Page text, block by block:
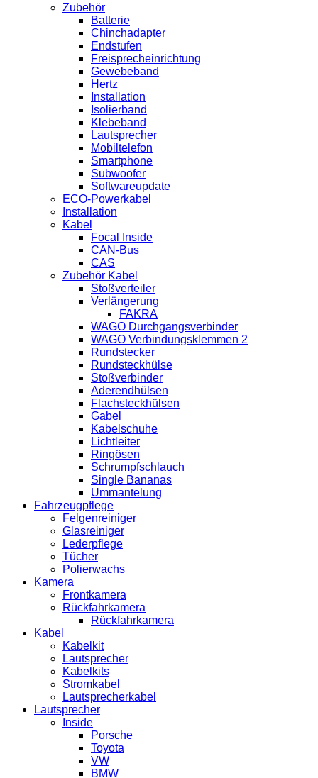
Zubehör
Batterie
Chinchadapter
Endstufen
Freisprecheinrichtung
Gewebeband
Hertz
Installation
Isolierband
Klebeband
Lautsprecher
Mobiltelefon
Smartphone
Subwoofer
Softwareupdate
ECO-Powerkabel
Installation
Kabel
Focal Inside
CAN-Bus
CAS
Zubehör Kabel
Stoßverteiler
Verlängerung
FAKRA
WAGO Durchgangsverbinder
WAGO Verbindungsklemmen 2
Rundstecker
Rundsteckhülse
Stoßverbinder
Aderendhülsen
Flachsteckhülsen
Gabel
Kabelschuhe
Lichtleiter
Ringösen
Schrumpfschlauch
Single Bananas
Ummantelung
Fahrzeugpflege
Felgenreiniger
Glasreiniger
Lederpflege
Tücher
Polierwachs
Kamera
Frontkamera
Rückfahrkamera
Rückfahrkamera
Kabel
Kabelkit
Lautsprecher
Kabelkits
Stromkabel
Lautsprecherkabel
Lautsprecher
Inside
Porsche
Toyota
VW
BMW